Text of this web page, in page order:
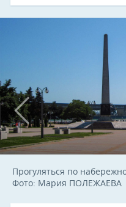
Прогуляться по
Фото: Мария ПОЛЕЖАЕВА